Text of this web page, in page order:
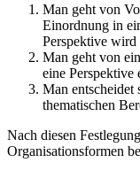
Man geht von
Einordnung in
Perspektive wird
Man geht von
eine Perspektive
Man entscheidet
thematischen
Nach diesen
Organisationsformen